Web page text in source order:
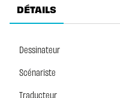
DÉTAILS
Dessinateur
Scénariste
Traducteur